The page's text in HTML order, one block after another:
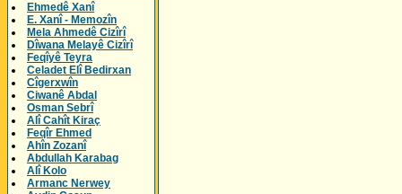
Ehmedê Xanî
E. Xanî - Memozîn
Mela Ahmedê Cizîrî
Dîwana Melayê Cizîrî
Feqîyê Teyra
Celadet Elî Bedirxan
Cîgerxwîn
Ciwanê Abdal
Osman Sebrî
Alî Cahît Kiraç
Feqîr Ehmed
Ahîn Zozanî
Abdullah Karabag
Alî Kolo
Armanc Nerwey